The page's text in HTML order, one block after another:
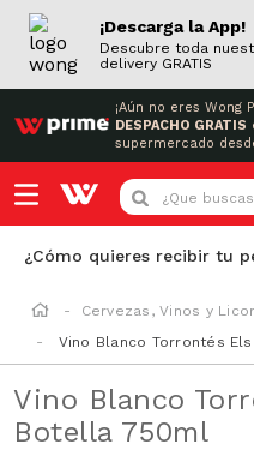
¡Descarga la App!
Descubre toda
delivery GRATIS
¡Aún no eres Wong
DESPACHO GRATIS
supermercado
¿Que buscas
¿Cómo quieres recibir tu
Cervezas, Vinos y
Vino Blanco Torrontés
Vino Blanco
Botella 750ml